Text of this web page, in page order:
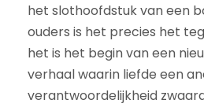
het slothoofdstuk van een
ouders is het precies het
het is het begin van een
verhaal waarin liefde een
verantwoordelijkheid